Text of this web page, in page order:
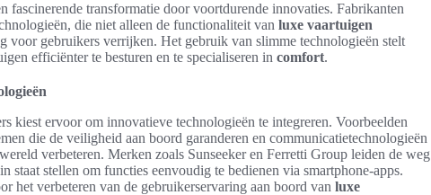
fascinerende transformatie door voortdurende innovaties. Fabrikanten
die niet alleen de functionaliteit van luxe vaartuigen
voor gebruikers verrijken. Het gebruik van slimme technologieën stelt
efficiënter te besturen en te specialiseren in comfort.
kiest ervoor om innovatieve technologieën te integreren. Voorbeelden
die de veiligheid aan boord garanderen en communicatietechnologieën
verbeteren. Merken zoals Sunseeker en Ferretti Group leiden de weg
staat stellen om functies eenvoudig te bedienen via smartphone-apps.
het verbeteren van de gebruikerservaring aan boord van luxe